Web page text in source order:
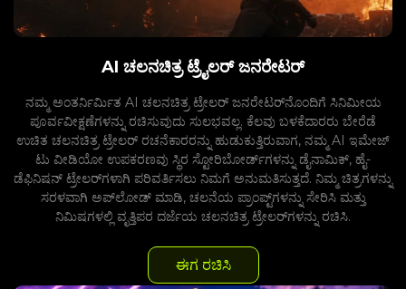
AI ಚಲನಚಿತ್ರ ಟ್ರೈಲರ್ ಜನರೇಟರ್
ನಮ್ಮ ಅಂತರ್ನಿರ್ಮಿತ AI ಚಲನಚಿತ್ರ ಟ್ರೇಲರ್ ಜನರೇಟರ್‌ನೊಂದಿಗೆ ಸಿನಿಮೀಯ
ಪೂರ್ವವೀಕ್ಷಣೆಗಳನ್ನು ರಚಿಸುವುದು ಸುಲಭವಲ್ಲ. ಕೆಲವು ಬಳಕೆದಾರರು ಬೇರೆಡೆ
ಉಚಿತ ಚಲನಚಿತ್ರ ಟ್ರೇಲರ್ ರಚನೆಕಾರರನ್ನು ಹುಡುಕುತ್ತಿರುವಾಗ, ನಮ್ಮ AI ಇಮೇಜ್
ಟು ವೀಡಿಯೋ ಉಪಕರಣವು ಸ್ಥಿರ ಸ್ಟೋರಿಬೋರ್ಡ್‌ಗಳನ್ನು ಡೈನಾಮಿಕ್, ಹೈ-
ಡೆಫಿನಿಷನ್ ಟ್ರೇಲರ್‌ಗಳಾಗಿ ಪರಿವರ್ತಿಸಲು ನಿಮಗೆ ಅನುಮತಿಸುತ್ತದೆ. ನಿಮ್ಮ ಚಿತ್ರಗಳನ್ನು
ಸರಳವಾಗಿ ಅಪ್‌ಲೋಡ್ ಮಾಡಿ, ಚಲನೆಯ ಪ್ರಾಂಪ್ಟ್‌ಗಳನ್ನು ಸೇರಿಸಿ ಮತ್ತು
ನಿಮಿಷಗಳಲ್ಲಿ ವೃತ್ತಿಪರ ದರ್ಜೆಯ ಚಲನಚಿತ್ರ ಟ್ರೇಲರ್‌ಗಳನ್ನು ರಚಿಸಿ.
ಈಗ ರಚಿಸಿ